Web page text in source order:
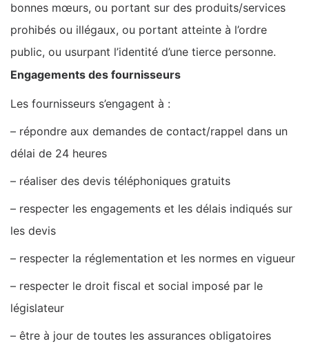
bonnes mœurs, ou portant sur des produits/services
prohibés ou illégaux, ou portant atteinte à l’ordre
public, ou usurpant l’identité d’une tierce personne.
Engagements des fournisseurs
Les fournisseurs s’engagent à :
– répondre aux demandes de contact/rappel dans un
délai de 24 heures
– réaliser des devis téléphoniques gratuits
– respecter les engagements et les délais indiqués sur
les devis
– respecter la réglementation et les normes en vigueur
– respecter le droit fiscal et social imposé par le
législateur
– être à jour de toutes les assurances obligatoires